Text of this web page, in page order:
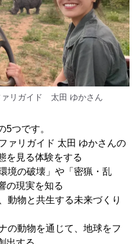
ァリガイド 太田 ゆかさん
5つです。
ァリガイド 太田 ゆかさんの
を見る体験をする
境の破壊」や「密猟・乱
の現実を知る
動物と共生する未来づくり
の動物を通じて、地球をフ